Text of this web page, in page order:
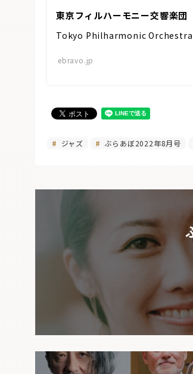
東京フィルハーモニー交響楽団
Tokyo Philharmonic Orchestra
ebravo.jp
ジャズ ぶらあぼ2022年8月号